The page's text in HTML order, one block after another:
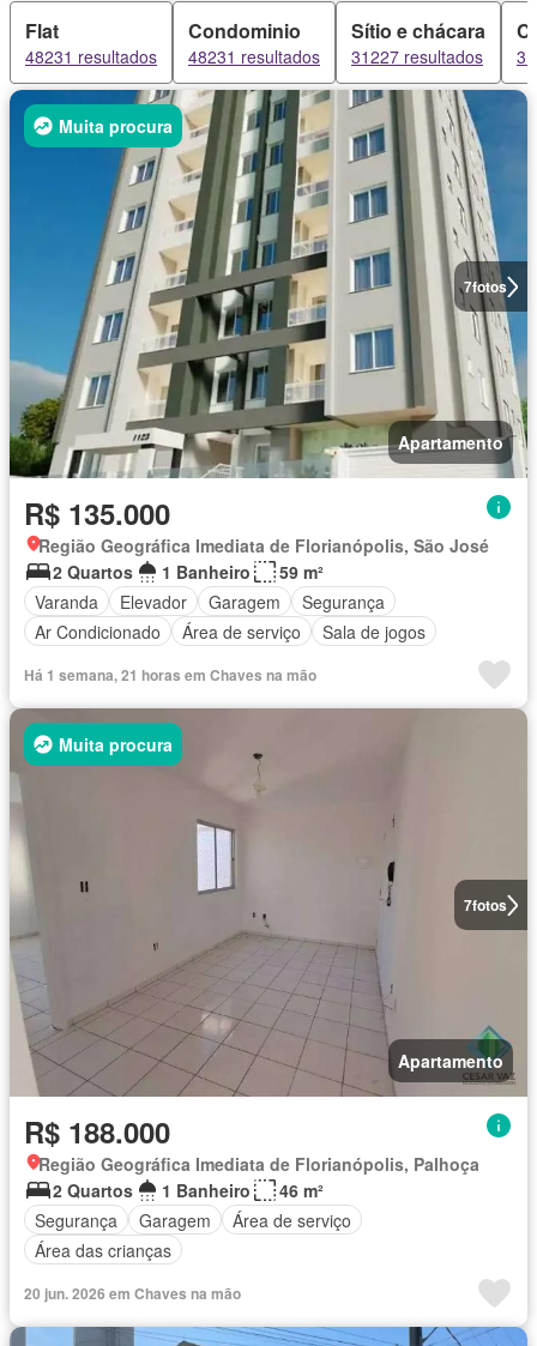
Flat
48231 resultados
Condominio
48231 resultados
Sítio e chácara
31227 resultados
7fotos
Muita procura
Apartamento
R$ 135.000
Região Geográfica Imediata de Florianópolis, São José
2 Quartos
1 Banheiro
59 m²
Varanda
Elevador Garagem
Segurança
Ar Condicionado
Área de serviço Sala de jogos
Há 1 semana, 21 horas em Chaves na mão
7fotos
Muita procura
Apartamento
R$ 188.000
Região Geográfica Imediata de Florianópolis, Palhoça
2 Quartos
1 Banheiro
46 m²
Segurança
Garagem
Área de serviço
Área das crianças
20 jun. 2026 em Chaves na mão